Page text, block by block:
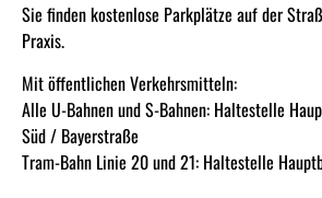
Sie finden kostenlose Parkplätze auf der
Praxis.
Mit öffentlichen Verkehrsmitteln:
Alle U-Bahnen und S-Bahnen: Haltestelle
Süd / Bayerstraße
Tram-Bahn Linie 20 und 21: Haltestelle